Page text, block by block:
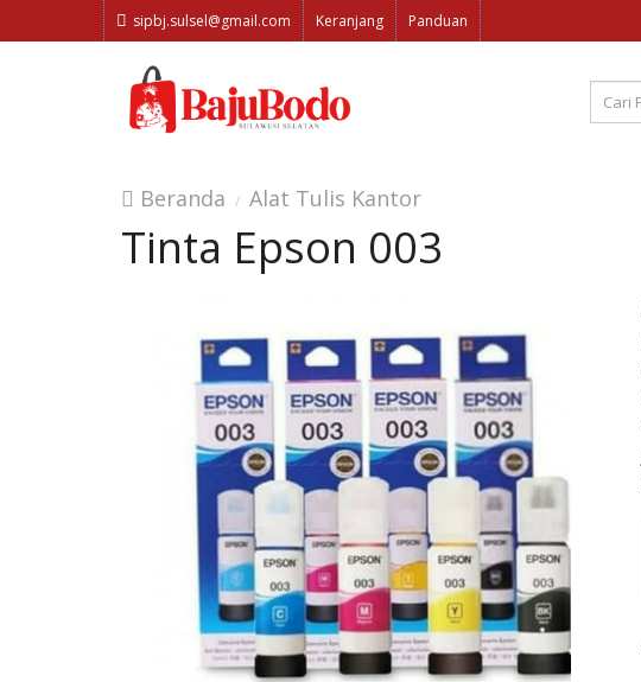
sipbj.sulsel@gmail.com Keranjang Panduan
Beranda Alat Tulis Kantor
Tinta Epson 003